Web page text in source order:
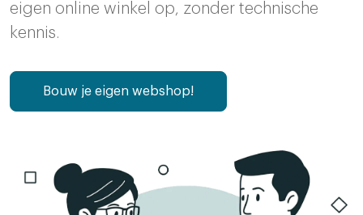
eigen online winkel op, zonder technische
kennis.
Bouw je eigen webshop!